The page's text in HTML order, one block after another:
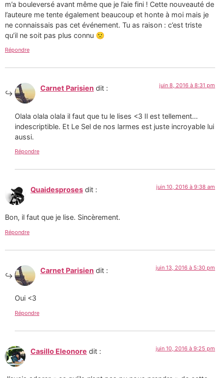
m’a bouleversé avant même que je l’aie fini ! Cette nouveauté de
l’auteure me tente également beaucoup et honte à moi mais je
ne connaissais pas cet événement. Tu as raison : c’est triste
qu’il ne soit pas plus connu 🙁
Répondre
Carnet Parisien dit : juin 8, 2016 à 8:31 pm
Olala olala olala il faut que tu le lises <3 Il est tellement…
indescriptible. Et Le Sel de nos larmes est juste incroyable lui
aussi.
Répondre
Quaidesproses dit : juin 10, 2016 à 9:38 am
Bon, il faut que je lise. Sincèrement.
Répondre
Carnet Parisien dit : juin 13, 2016 à 5:30 pm
Oui <3
Répondre
Casillo Eleonore dit : juin 10, 2016 à 9:25 pm